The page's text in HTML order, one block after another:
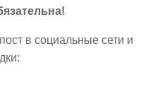
в социальные сети и